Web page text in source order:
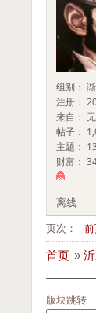
组别：
注册：
来自：
帖子：
主题： 13
财富：
离线
页次：
首页 »
版块跳转